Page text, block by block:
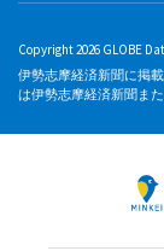
Copyright 2026 GLOBE
伊勢志摩経済新聞に掲
は伊勢志摩経済新聞ま